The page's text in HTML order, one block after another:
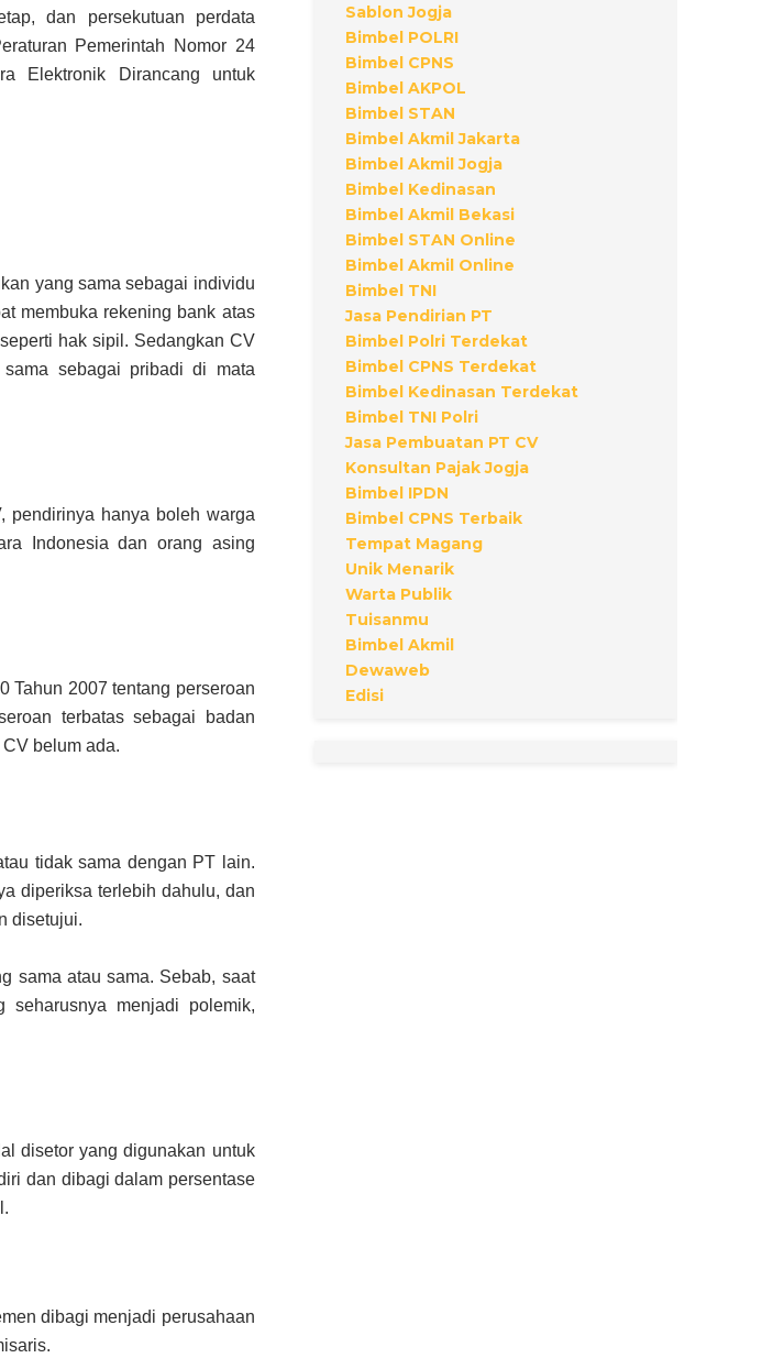
dan persekutuan perdata
Pemerintah Nomor 24
Elektronik Dirancang untuk
yang sama sebagai individu
membuka rekening bank atas
hak sipil. Sedangkan CV
sebagai pribadi di mata
pendirinya hanya boleh warga
Indonesia dan orang asing
Tahun 2007 tentang perseroan
terbatas sebagai badan
belum ada.
tidak sama dengan PT lain.
diperiksa terlebih dahulu, dan
disetujui.
sama atau sama. Sebab, saat
seharusnya menjadi polemik,
disetor yang digunakan untuk
dan dibagi dalam persentase
dibagi menjadi perusahaan
Sablon Jogja
Bimbel POLRI
Bimbel CPNS
Bimbel AKPOL
Bimbel STAN
Bimbel Akmil Jakarta
Bimbel Akmil Jogja
Bimbel Kedinasan
Bimbel Akmil Bekasi
Bimbel STAN Online
Bimbel Akmil Online
Bimbel TNI
Jasa Pendirian PT
Bimbel Polri Terdekat
Bimbel CPNS Terdekat
Bimbel Kedinasan Terdekat
Bimbel TNI Polri
Jasa Pembuatan PT CV
Konsultan Pajak Jogja
Bimbel IPDN
Bimbel CPNS Terbaik
Tempat Magang
Unik Menarik
Warta Publik
Tuisanmu
Bimbel Akmil
Dewaweb
Edisi